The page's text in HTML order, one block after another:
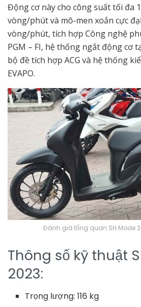
Động cơ này cho công suất tối đa
vòng/phút và mô-men xoắn cực
vòng/phút, tích hợp Công nghệ
PGM – FI, hệ thống ngắt động cơ
bộ đề tích hợp ACG và hệ thống
EVAPO.
Đánh giá tổng quan SH Mode
Thông số kỹ thuật
2023:
Trọng lượng: 116 kg